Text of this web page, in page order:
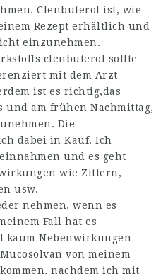
Clenbuterol ist, wie
Rezept erhältlich und
einzunehmen.
clenbuterol sollte
mit dem Arzt
ist es richtig,das
und am frühen Nachmittag,
Die
dabei in Kauf. Ich
und es geht
wie Zittern,
usw.
nehmen, wenn es
Fall hat es
kaum Nebenwirkungen
von meinem
nachdem ich mit